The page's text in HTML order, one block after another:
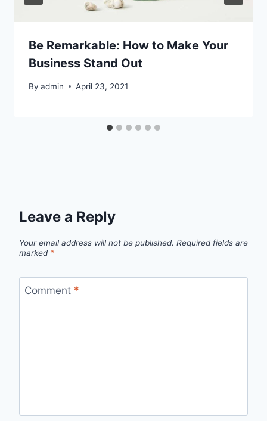
Be Remarkable: How to Make Your
Business Stand Out
By admin April 23, 2021
Leave a Reply
Your email address will not be published. Required fields are
marked *
Comment *